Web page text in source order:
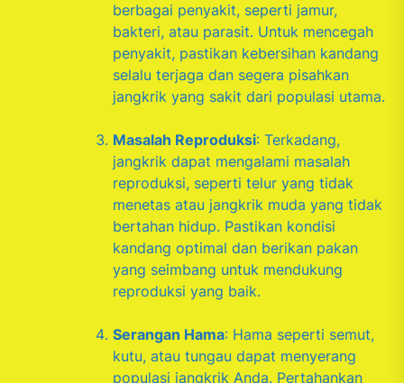
berbagai penyakit, seperti jamur,
bakteri, atau parasit. Untuk mencegah
penyakit, pastikan kebersihan kandang
selalu terjaga dan segera pisahkan
jangkrik yang sakit dari populasi utama.
Masalah Reproduksi: Terkadang,
jangkrik dapat mengalami masalah
reproduksi, seperti telur yang tidak
menetas atau jangkrik muda yang tidak
bertahan hidup. Pastikan kondisi
kandang optimal dan berikan pakan
yang seimbang untuk mendukung
reproduksi yang baik.
Serangan Hama: Hama seperti semut,
kutu, atau tungau dapat menyerang
populasi jangkrik Anda. Pertahankan